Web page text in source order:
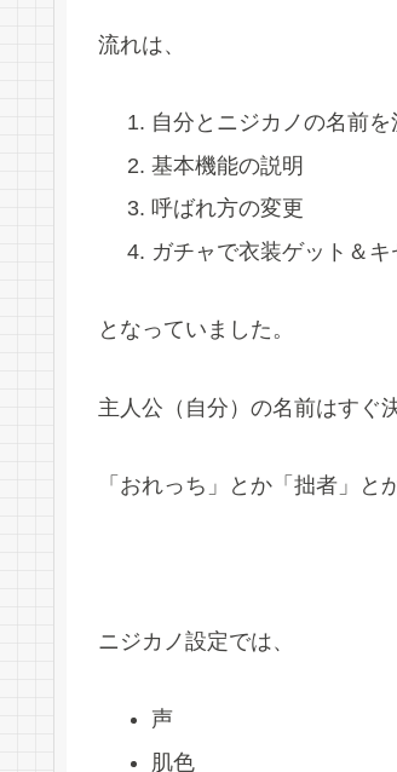
流れは、
自分とニジカノの名前を
基本機能の説明
呼ばれ方の変更
ガチャで衣装ゲット＆キ
となっていました。
主人公（自分）の名前はすぐ
「おれっち」とか「拙者」と
ニジカノ設定では、
声
肌色